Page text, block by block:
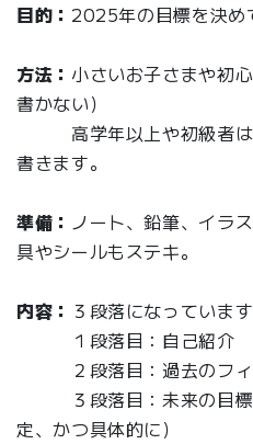
目的： 2025年の目標を決め
方法： 小さいお子さまや初
書かない）
高学年以上や初級者は
書きます。
準備： ノート、鉛筆、イラ
具やシールもステキ。
内容： ３段落になっています
１段落目：自己紹介
２段落目：過去のフィ
３段落目：未来の目標
定、かつ具体的に）